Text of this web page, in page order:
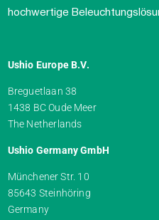
hochwertige
Ushio Europe B.V.
Breguetlaan 38
1438 BC Oude Meer
The Netherlands
Ushio Germany GmbH
Münchener Str. 10
85643 Steinhöring
Germany